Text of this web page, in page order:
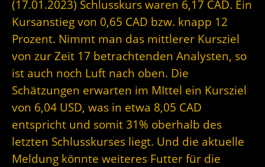
(17.01.2023) Schlusskurs waren 6,17 CAD. Ein
Kursanstieg von 0,65 CAD bzw. knapp 12
Prozent. Nimmt man das mittlerer Kursziel
von zur Zeit 17 betrachtenden Analysten, so
ist auch noch Luft nach oben. Die
Schätzungen erwarten im MIttel ein Kursziel
von 6,04 USD, was in etwa 8,05 CAD
entspricht und somit 31% oberhalb des
letzten Schlusskurses liegt. Und die aktuelle
Meldung könnte weiteres Futter für die